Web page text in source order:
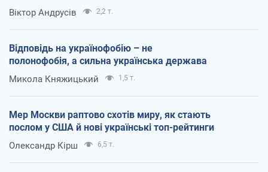
Віктор Андрусів 2,2 т.
Відповідь на українофобію – не
полонофобія, а сильна українська держава
Микола Княжицький 1,5 т.
Мер Москви раптово схотів миру, як стають
послом у США й нові українські топ-рейтинги
Олександр Кірш 6,5 т.